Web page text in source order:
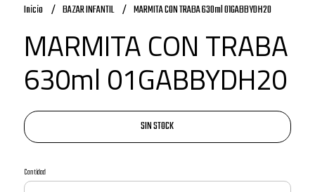
Inicio BAZAR INFANTIL MARMITA CON TRABA 630ml 01GABBYDH20
MARMITA CON TRABA
630ml 01GABBYDH20
SIN STOCK
Cantidad